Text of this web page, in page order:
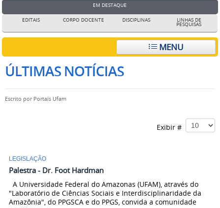
EM DESTAQUE
EDITAIS CORPO DOCENTE DISCIPLINAS LINHAS DE
PESQUISAS
MENU
ÚLTIMAS NOTÍCIAS
Escrito por Portais Ufam
Exibir #
LEGISLAÇÃO
Palestra - Dr. Foot Hardman
A Universidade Federal do Amazonas (UFAM), através do
"Laboratório de Ciências Sociais e Interdisciplinaridade da
Amazônia", do PPGSCA e do PPGS, convida a comunidade